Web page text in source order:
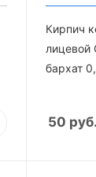
Кирпич
бархат
50 руб.